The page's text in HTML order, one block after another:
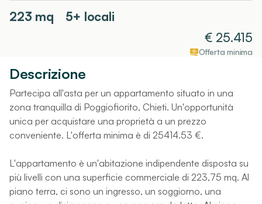
223 mq
5+ locali
€ 25.415
Offerta minima
Descrizione
Partecipa all'asta per un appartamento situato in una
zona tranquilla di Poggiofiorito, Chieti. Un'opportunità
unica per acquistare una proprietà a un prezzo
conveniente. L'offerta minima è di 25414.53 €.
L'appartamento è un'abitazione indipendente disposta su
più livelli con una superficie commerciale di 223,75 mq. Al
piano terra, ci sono un ingresso, un soggiorno, una